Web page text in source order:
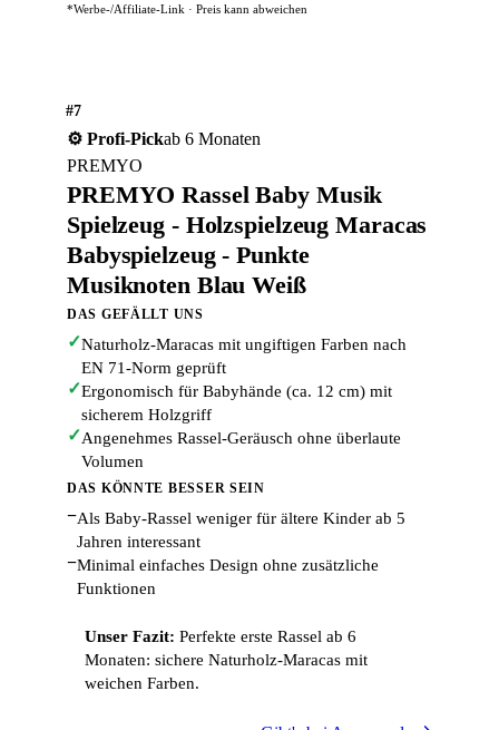
*Werbe-/Affiliate-Link · Preis kann abweichen
#7
⚙️ Profi-Pickab 6 Monaten
PREMYO
PREMYO Rassel Baby Musik
Spielzeug - Holzspielzeug Maracas
Babyspielzeug - Punkte
Musiknoten Blau Weiß
DAS GEFÄLLT UNS
✓Naturholz-Maracas mit ungiftigen Farben nach
EN 71-Norm geprüft
✓Ergonomisch für Babyhände (ca. 12 cm) mit
sicherem Holzgriff
✓Angenehmes Rassel-Geräusch ohne überlaute
Volumen
DAS KÖNNTE BESSER SEIN
−Als Baby-Rassel weniger für ältere Kinder ab 5
Jahren interessant
−Minimal einfaches Design ohne zusätzliche
Funktionen
Unser Fazit: Perfekte erste Rassel ab 6
Monaten: sichere Naturholz-Maracas mit
weichen Farben.